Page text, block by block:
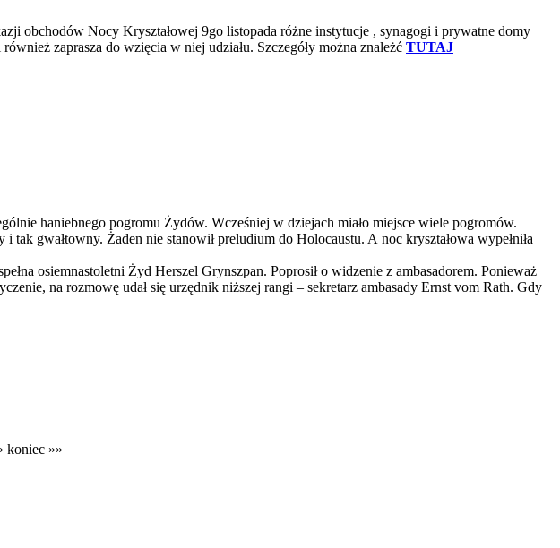
obchodów Nocy Kryształowej 9go listopada różne instytucje , synagogi i prywatne domy
zaprasza do wzięcia w niej udziału. Szczegóły można znależć TUTAJ
haniebnego pogromu Żydów. Wcześniej w dziejach miało miejsce wiele pogromów.
tak gwałtowny. Żaden nie stanowił preludium do Holocaustu. A noc kryształowa wypełniła
osiemnastoletni Żyd Herszel Grynszpan. Poprosił o widzenie z ambasadorem. Ponieważ
na rozmowę udał się urzędnik niższej rangi – sekretarz ambasady Ernst vom Rath. Gdy
koniec »»